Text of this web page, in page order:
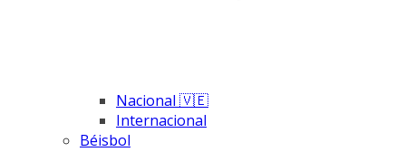
Nacional 🇻🇪
Internacional
Béisbol